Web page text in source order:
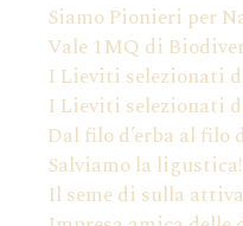
Siamo Pionieri per
Vale 1MQ di
I Lieviti selezionati
I Lieviti selezionati
Dal filo d’erba al filo
Salviamo la ligustica!
Il seme di sulla